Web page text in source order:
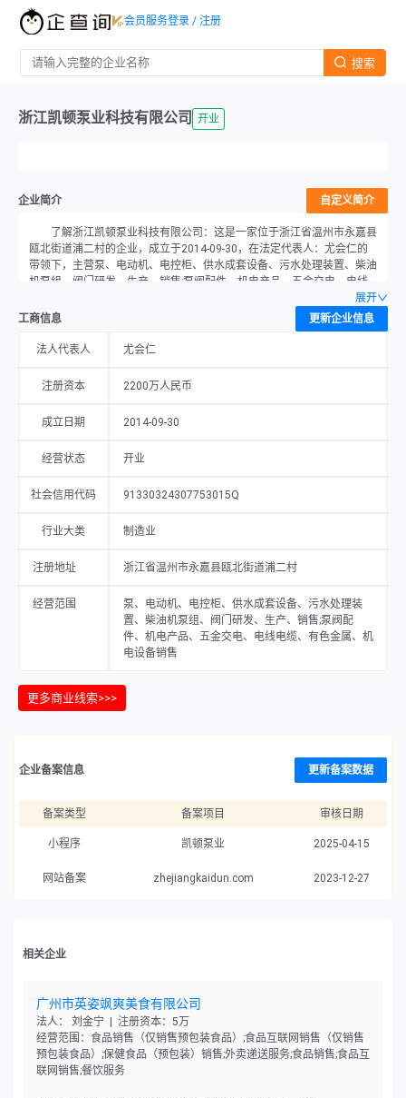
搜索
会员服务登录 / 注册
浙江凯顿泵业科技有限公司 开业
企业简介 自定义简介
了解浙江凯顿泵业科技有限公司：这是一家位于浙江省温州市永嘉县
瓯北街道浦二村的企业，成立于2014-09-30，在法定代表人：尤会仁的
带领下，主营泵、电动机、电控柜、供水成套设备、污水处理装置、柴油
机泵组、阀门研发、生产、销售;泵阀配件、机电产品、五金交电、电线
电缆、有色金属、机电设备销售，注册资本为2200万元，当前经营状况
为开业。
展开
工商信息
更新企业信息
法人代表人 尤会仁
注册资本 2200万人民币
成立日期 2014-09-30
经营状态 开业
社会信用代码 91330324307753015Q
行业大类 制造业
注册地址 浙江省温州市永嘉县瓯北街道浦二村
经营范围
泵、电动机、电控柜、供水成套设备、污水处理装
置、柴油机泵组、阀门研发、生产、销售;泵阀配
件、机电产品、五金交电、电线电缆、有色金属、机
电设备销售
更多商业线索>>>
企业备案信息 更新备案数据
备案类型 备案项目 审核日期
小程序 凯顿泵业 2025-04-15
网站备案 zhejiangkaidun.com 2023-12-27
相关企业
广州市英姿飒爽美食有限公司
法人： 刘金宁 | 注册资本：5万
经营范围：食品销售（仅销售预包装食品）;食品互联网销售（仅销售
预包装食品）;保健食品（预包装）销售;外卖递送服务;食品销售;食品互
联网销售;餐饮服务